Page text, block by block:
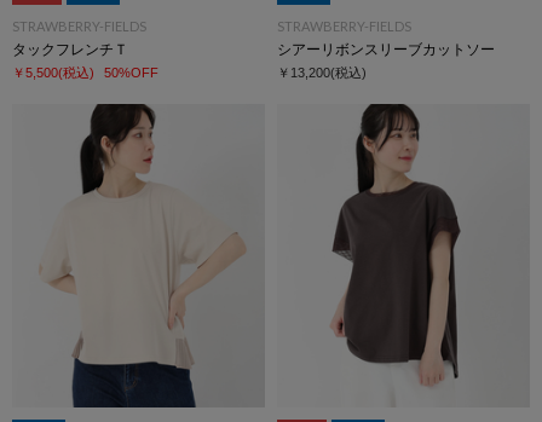
STRAWBERRY-FIELDS
タックフレンチＴ
￥5,500(税込) 50%OFF
STRAWBERRY-FIELDS
シアーリボンスリーブカットソー
￥13,200(税込)